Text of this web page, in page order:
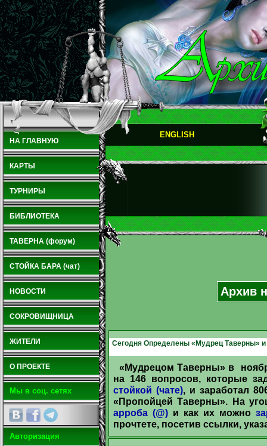
НА ГЛАВНУЮ
КАРТЫ
ТУРНИРЫ
БИБЛИОТЕКА
ТАВЕРНА (форум)
СТОЙКА БАРА (чат)
НОВОСТИ
СОКРОВИЩНИЦА
ЖИТЕЛИ
О ПРОЕКТЕ
Мы в соц. сетях
Авторизация
ENGLISH
Архив
Сегодня Определены «Мудрец Таверны»
«Мудрецом Таверны» в
на 146 вопросов, которые
стойкой (чате), и заработал
«Пропойцей Таверны». На
арроба (@) и как их можно
прочтете, посетив ссылки,